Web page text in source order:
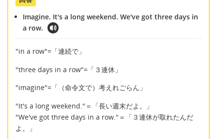
Imagine. It's a long weekend. We've got three days in
a row.
"in a row"=「連続で」
"three days in a row"=「３連休」
"imagine"=「（命令文で）考えれごらん」
"It's a long weekend."＝「長い週末だよ。」
"We've got three days in a row."＝「３連休が取れたんだ
よ。」